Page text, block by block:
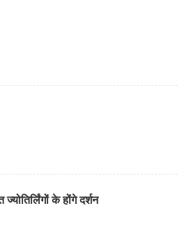
के होंगे दर्शन